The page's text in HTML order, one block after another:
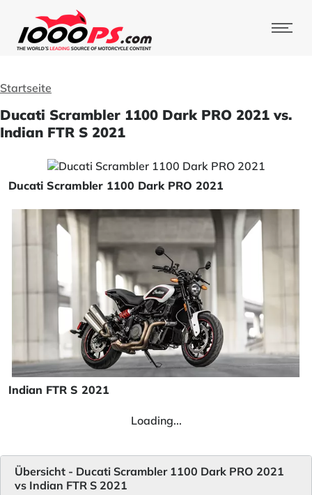
Startseite
Ducati Scrambler 1100 Dark PRO 2021 vs.
Indian FTR S 2021
Ducati Scrambler 1100 Dark PRO 2021
Indian FTR S 2021
Loading...
Übersicht - Ducati Scrambler 1100 Dark PRO 2021
vs Indian FTR S 2021